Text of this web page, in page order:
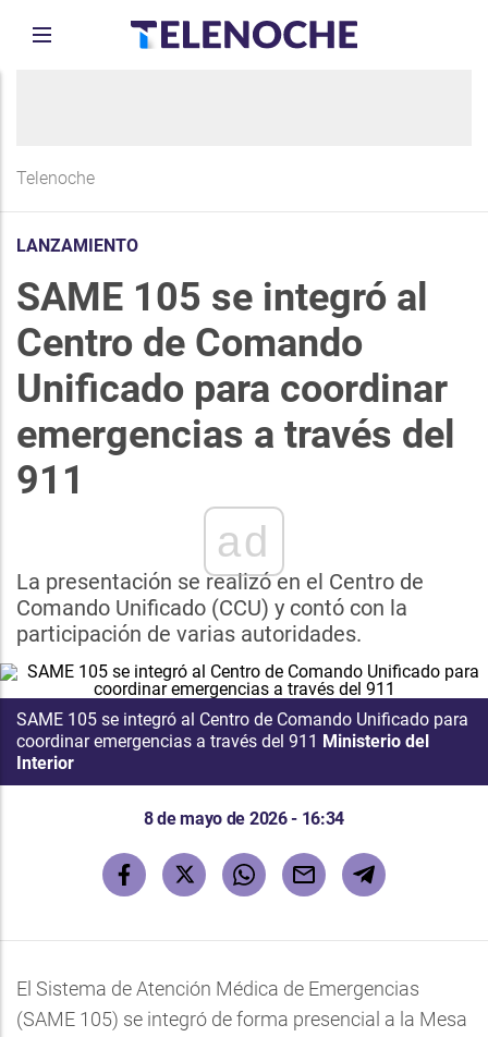
Telenoche
LANZAMIENTO
SAME 105 se integró al
Centro de Comando
Unificado para coordinar
emergencias a través del
911
ad
La presentación se realizó en el Centro de
Comando Unificado (CCU) y contó con la
participación de varias autoridades.
SAME 105 se integró al Centro de Comando Unificado para
coordinar emergencias a través del 911 Ministerio del
Interior
8 de mayo de 2026 - 16:34
El Sistema de Atención Médica de Emergencias
(SAME 105) se integró de forma presencial a la Mesa